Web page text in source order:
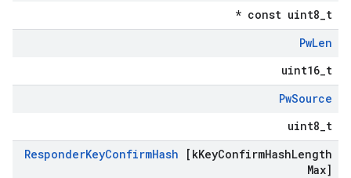
const uint8_t *
PwLen
uint16_t
PwSource
uint8_t
ResponderKeyConfirmHash [kKeyConfirmHashLength
Max]